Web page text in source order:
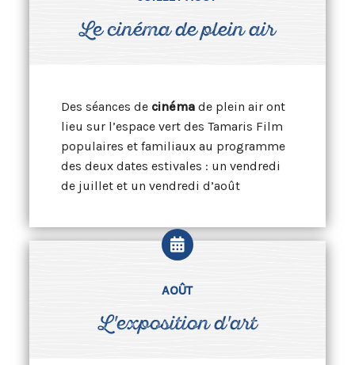
Le cinéma de plein air
Des séances de cinémade plein air ont
lieu sur l’espace vert des Tamaris Film
populaires et familiaux au programme
des deux dates estivales : un vendredi
de juillet et un vendredi d’août
AOÛT
L'exposition d'art